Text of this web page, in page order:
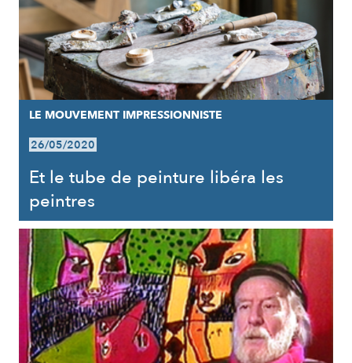
LE MOUVEMENT IMPRESSIONNISTE
26/05/2020
Et le tube de peinture libéra les
peintres